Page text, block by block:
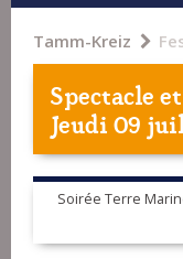
Tamm-Kreiz
Spectacle
Jeudi 09
Soirée Terre